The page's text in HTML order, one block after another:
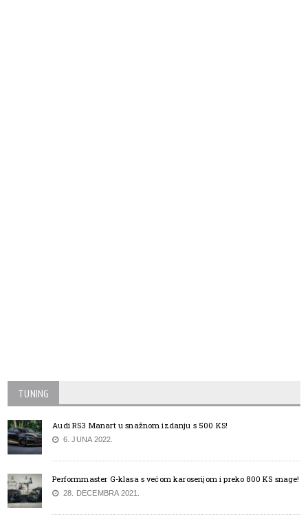
TUNING
Audi RS3 Manart u snažnom izdanju s 500 KS!
6. JUNA 2022.
Performmaster G-klasa s većom karoserijom i preko 800 KS snage!
28. DECEMBRA 2021.